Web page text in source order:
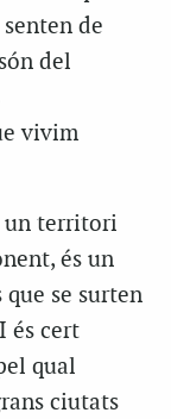
de
del
vivim
un territori
és un
se surten
és cert
qual
ciutats